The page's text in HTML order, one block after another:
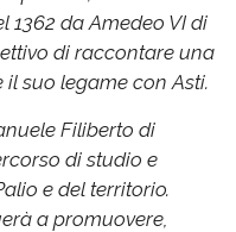
1362 da Amedeo VI di
di raccontare una
suo legame con Asti.
Filiberto di
di studio e
e del territorio.
a promuovere,